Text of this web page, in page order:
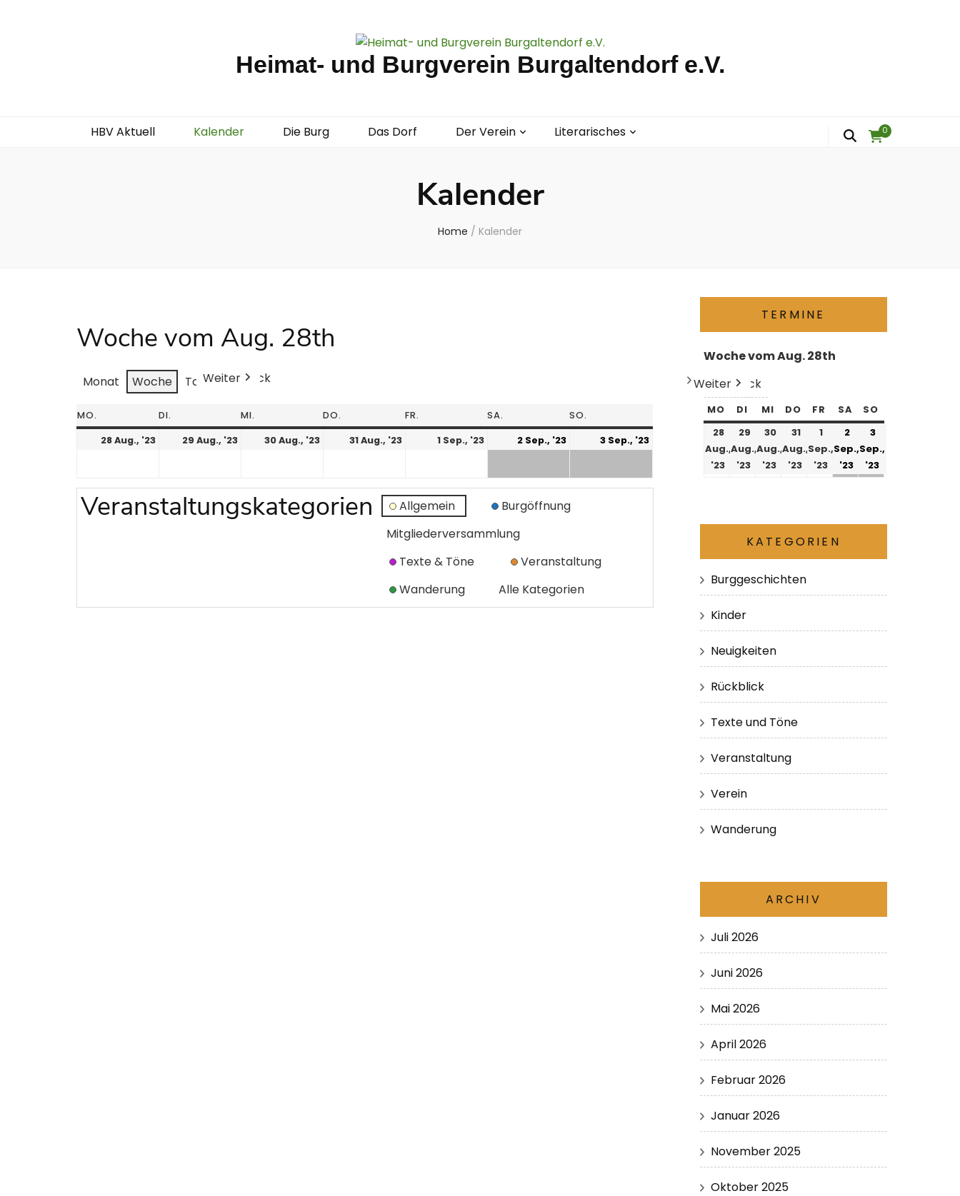
Heimat- und Burgverein Burgaltendorf e.V.
HBV Aktuell Kalender Die Burg Das Dorf Der Verein Literarisches 0
Kalender
Home / Kalender
Woche vom Aug. 28th
Monat Woche Tag Zurück
Heute
Weiter
MO. DI. MI. DO. FR. SA. SO.
28 Aug., '23 29 Aug., '23 30 Aug., '23 31 Aug., '23 1 Sep., '23 2 Sep., '23 3 Sep., '23
Veranstaltungskategorien Allgemein
Burgöffnung
Mitgliederversammlung
Texte & Töne
Veranstaltung
Wanderung
Alle Kategorien
TERMINE
Woche vom Aug. 28th
Zurück
Heute
Weiter
MO DI MI DO FR SA SO
28
Aug.,
'23
29
Aug.,
'23
30
Aug.,
'23
31
Aug.,
'23
1
Sep.,
'23
2
Sep.,
'23
3
Sep.,
'23
KATEGORIEN
Burggeschichten
Kinder
Neuigkeiten
Rückblick
Texte und Töne
Veranstaltung
Verein
Wanderung
ARCHIV
Juli 2026
Juni 2026
Mai 2026
April 2026
Februar 2026
Januar 2026
November 2025
Oktober 2025